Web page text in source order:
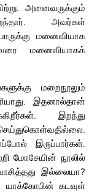
அனைவருக்கும்
அவர்கள்
மனைவியாக
மனைவியாகக்
மறைநூலும்
இதனால்தான்
இறந்து
இருப்பார்கள்.
மோசேயின் நூலில்
இல்லையா?
யாக்கோபின் கடவுள்